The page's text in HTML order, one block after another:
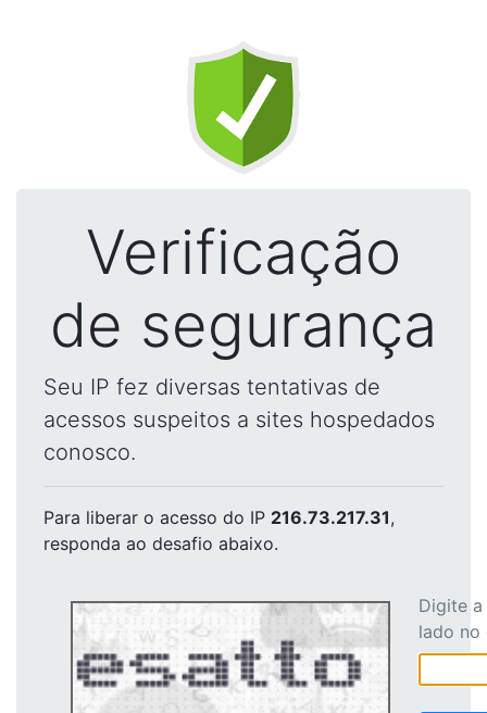
Verificação
de segurança
Seu IP fez diversas tentativas de
acessos suspeitos a sites hospedados
conosco.
Para liberar o acesso do IP 216.73.217.31,
responda ao desafio abaixo.
Digite
lado no